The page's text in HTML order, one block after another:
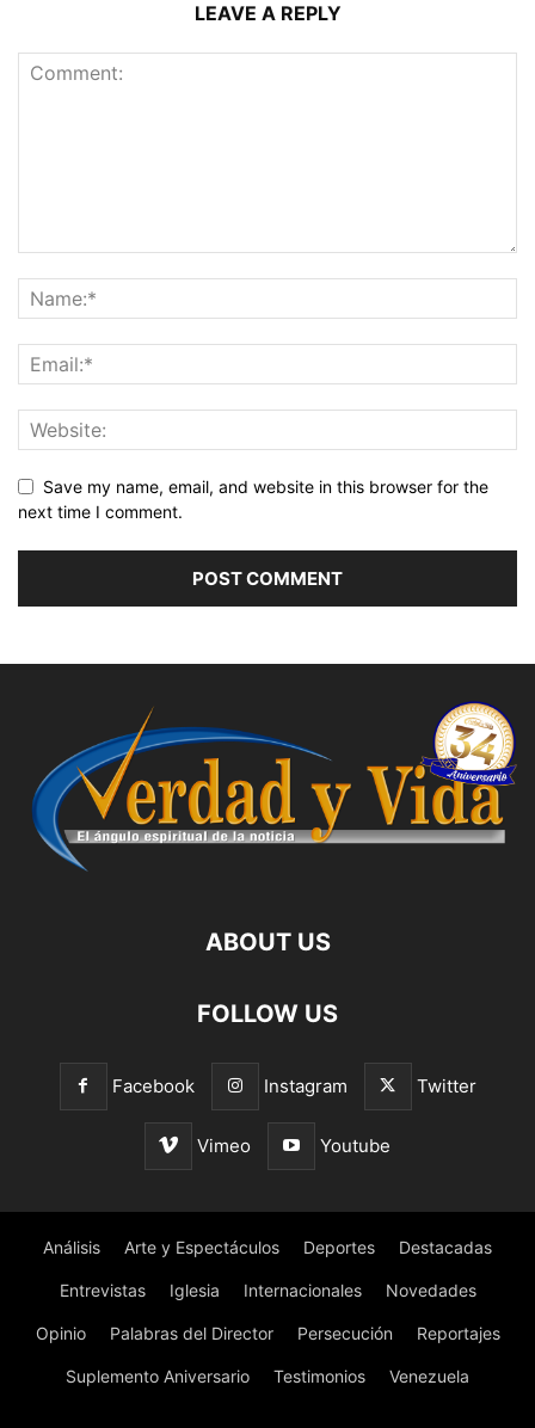
LEAVE A REPLY
Save my name, email, and website in this browser for the
next time I comment.
ABOUT US
FOLLOW US
Facebook Instagram Twitter
Vimeo Youtube
Análisis Arte y Espectáculos Deportes Destacadas
Entrevistas Iglesia Internacionales Novedades
Opinio Palabras del Director Persecución Reportajes
Suplemento Aniversario Testimonios Venezuela